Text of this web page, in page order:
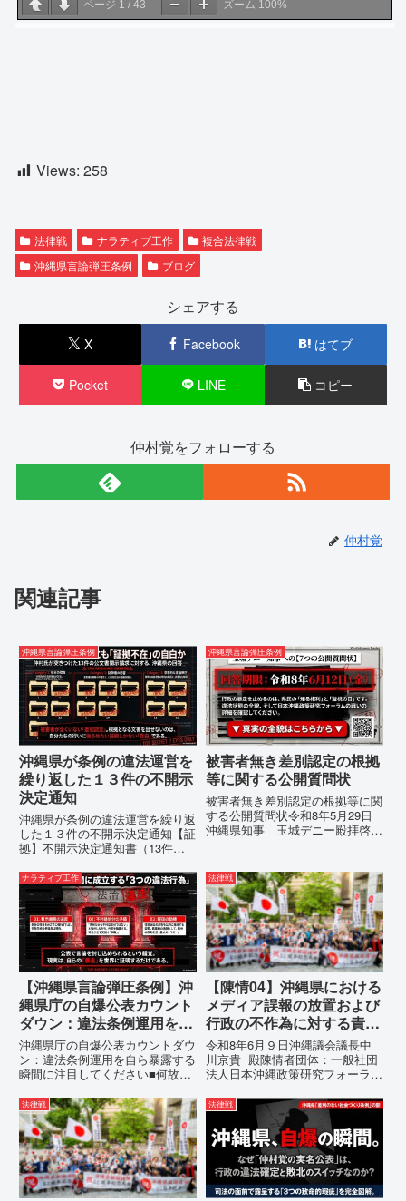
ページ 1 / 43 ズーム 100%
Views: 258
法律戦 ナラティブ工作
複合法律戦
沖縄県言論弾圧条例
ブログ
シェアする
X Facebook はてブ
Pocket LINE コピー
仲村覚をフォローする
仲村覚
関連記事
沖縄県言論弾圧条例
沖縄県が条例の違法運営を
繰り返した１３件の不開示
決定通知
沖縄県が条例の違法運営を繰り返
した１３件の不開示決定通知【証
拠】不開示決定通知書（13件）
が請求した「差別認定の根拠」に
対し、県は全て非開示・存否応答
拒否を突きつけました。これは、
彼らが行政手続きの正当性を失
っ...
沖縄県言論弾圧条例
被害者無き差別認定の根拠
等に関する公開質問状
被害者無き差別認定の根拠等に関
する公開質問状令和8年5月29日
沖縄県知事 玉城デニー殿拝啓貴
ます。私は、適正な意見陳述（弁
明）を行うにあたり、沖縄県行政
手続条例第28条で定められた...
ナラティブ工作
【沖縄県言論弾圧条例】沖
縄県庁の自爆公表カウント
ダウン：違法条例運用を自
ら暴露する瞬間に注目して
ください
沖縄県庁の自爆公表カウントダウ
ン：違法条例運用を自ら暴露する
瞬間に注目してください■何故、
テルを貼りたい本当の理由「なぜ
沖縄県庁は、法を無視してまで私
を封じ込めようとするのか。」そ
の理由は明確です。県政が統治
の...
法律戦
【陳情04】沖縄県における
メディア誤報の放置および
行政の不作為に対する責任
追及と再発防止策を求める
陳情
令和8年6月９日沖縄議会議長中
川京貴 殿陳情者団体：一般社団
法人日本沖縄政策研究フォーラム
所：沖縄県那覇市電 話：080-
【陳情03】沖縄県におけるメデ
ィア誤報の放置および行政の不作
為に対する責任追及と再発防...
法律戦 法律戦